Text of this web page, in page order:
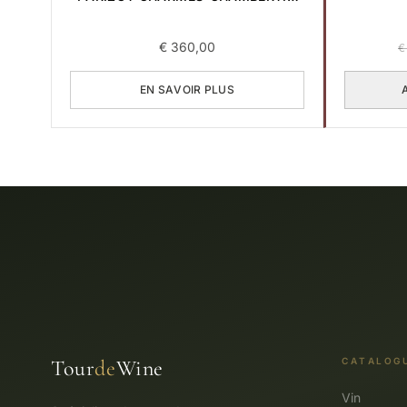
€ 360,00
EN SAVOIR PLUS
€
TourdeWine
Vin